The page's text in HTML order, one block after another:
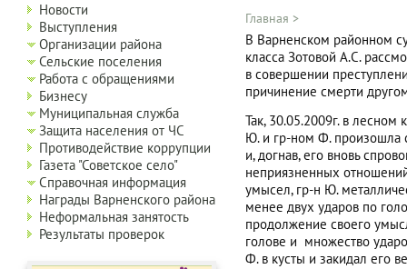
Строка
навигации
Главная >
В Варненском районном
класса Зотовой А.С.
в совершении
причинение смерти
Так, 30.05.2009г. в
Ю. и гр-ном Ф. произошла
и, догнав, его вновь
неприязненных
умысел, гр-н Ю.
менее двух ударов по
продолжение своего
голове и множество
Ф. в кусты и закидал его
Новости
Выступления
Организации района
Сельские поселения
Работа с обращениями
Бизнесу
Муниципальная служба
Защита населения от ЧС
Противодействие коррупции
Газета "Советское село"
Справочная информация
Награды Варненского района
Неформальная занятость
Результаты проверок